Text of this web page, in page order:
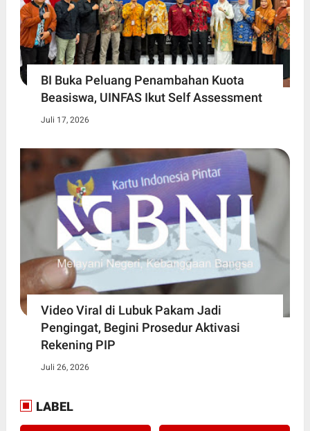
BI Buka Peluang Penambahan Kuota
Beasiswa, UINFAS Ikut Self Assessment
Juli 17, 2026
Video Viral di Lubuk Pakam Jadi
Pengingat, Begini Prosedur Aktivasi
Rekening PIP
Juli 26, 2026
LABEL